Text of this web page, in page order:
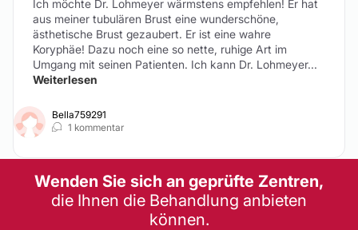
Ich möchte Dr. Lohmeyer wärmstens empfehlen! Er hat
aus meiner tubulären Brust eine wunderschöne,
ästhetische Brust gezaubert. Er ist eine wahre
Koryphäe! Dazu noch eine so nette, ruhige Art im
Umgang mit seinen Patienten. Ich kann Dr. Lohmeyer...
Weiterlesen
Bella759291
1 kommentar
Wenden Sie sich an geprüfte Zentren,
die Ihnen die Behandlung anbieten
können.